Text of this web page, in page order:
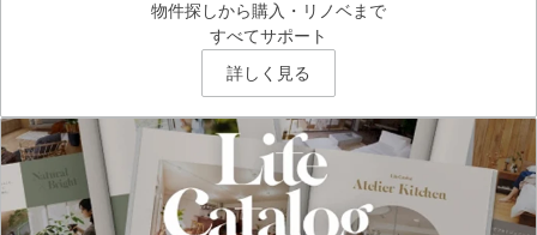
物件探しから購入・リノベまで
すべてサポート
詳しく見る